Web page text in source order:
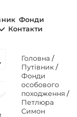
Фонди
Контакти
Головна /
Путівник/
Фонди
особового
походження /
Петлюра
Симон